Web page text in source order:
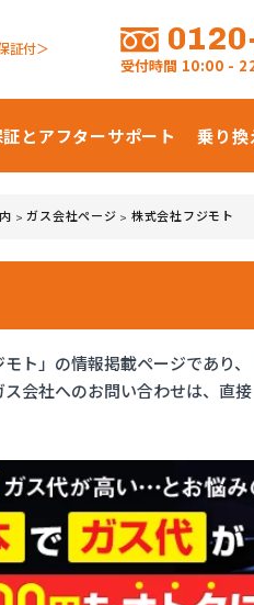
証付＞
受付時間 10:00 -
とアフターサポート 乗り換
>ガス会社ページ > 株式会社フジモト
ト」の情報掲載ページであり
会社へのお問い合わせは、直